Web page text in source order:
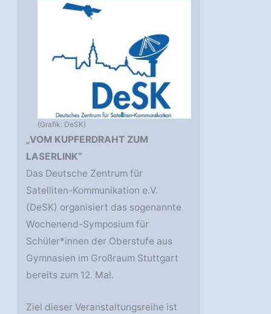
(Grafik: DeSK)
„VOM KUPFERDRAHT ZUM
LASERLINK“
Das Deutsche Zentrum für
Satelliten-Kommunikation e.V.
(DeSK) organisiert das sogenannte
Wochenend-Symposium für
Schüler*innen der Oberstufe aus
Gymnasien im Großraum Stuttgart
bereits zum 12. Mal.
Ziel dieser Veranstaltungsreihe ist